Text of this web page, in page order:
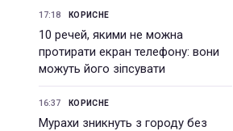
17:18 КОРИСНЕ
10 речей, якими не можна
протирати екран телефону: вони
можуть його зіпсувати
16:37 КОРИСНЕ
Мурахи зникнуть з городу без